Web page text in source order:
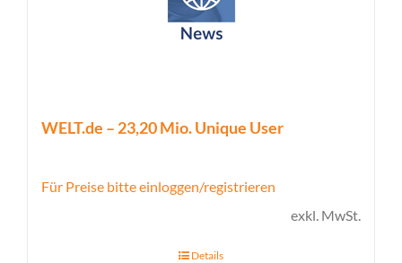
WELT.de – 23,20 Mio. Unique User
Für Preise bitte einloggen/registrieren
exkl. MwSt.
Details